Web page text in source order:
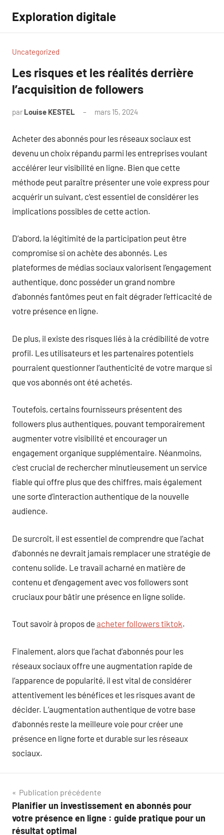
contenu
Exploration digitale
Uncategorized
Les risques et les réalités derrière
l’acquisition de followers
par Louise KESTEL mars 15, 2024
Acheter des abonnés pour les réseaux sociaux est
devenu un choix répandu parmi les entreprises voulant
accélérer leur visibilité en ligne. Bien que cette
méthode peut paraître présenter une voie express pour
acquérir un suivant, c’est essentiel de considérer les
implications possibles de cette action.
D’abord, la légitimité de la participation peut être
compromise si on achète des abonnés. Les
plateformes de médias sociaux valorisent l’engagement
authentique, donc posséder un grand nombre
d’abonnés fantômes peut en fait dégrader l’efficacité de
votre présence en ligne.
De plus, il existe des risques liés à la crédibilité de votre
profil. Les utilisateurs et les partenaires potentiels
pourraient questionner l’authenticité de votre marque si
que vos abonnés ont été achetés.
Toutefois, certains fournisseurs présentent des
followers plus authentiques, pouvant temporairement
augmenter votre visibilité et encourager un
engagement organique supplémentaire. Néanmoins,
c’est crucial de rechercher minutieusement un service
fiable qui offre plus que des chiffres, mais également
une sorte d’interaction authentique de la nouvelle
audience.
De surcroît, il est essentiel de comprendre que l’achat
d’abonnés ne devrait jamais remplacer une stratégie de
contenu solide. Le travail acharné en matière de
contenu et d’engagement avec vos followers sont
cruciaux pour bâtir une présence en ligne solide.
Tout savoir à propos de acheter followers tiktok.
Finalement, alors que l’achat d’abonnés pour les
réseaux sociaux offre une augmentation rapide de
l’apparence de popularité, il est vital de considérer
attentivement les bénéfices et les risques avant de
décider. L’augmentation authentique de votre base
d’abonnés reste la meilleure voie pour créer une
présence en ligne forte et durable sur les réseaux
sociaux.
Navigation
de
Publication précédente
Planifier un investissement en abonnés pour
votre présence en ligne : guide pratique pour un
résultat optimal